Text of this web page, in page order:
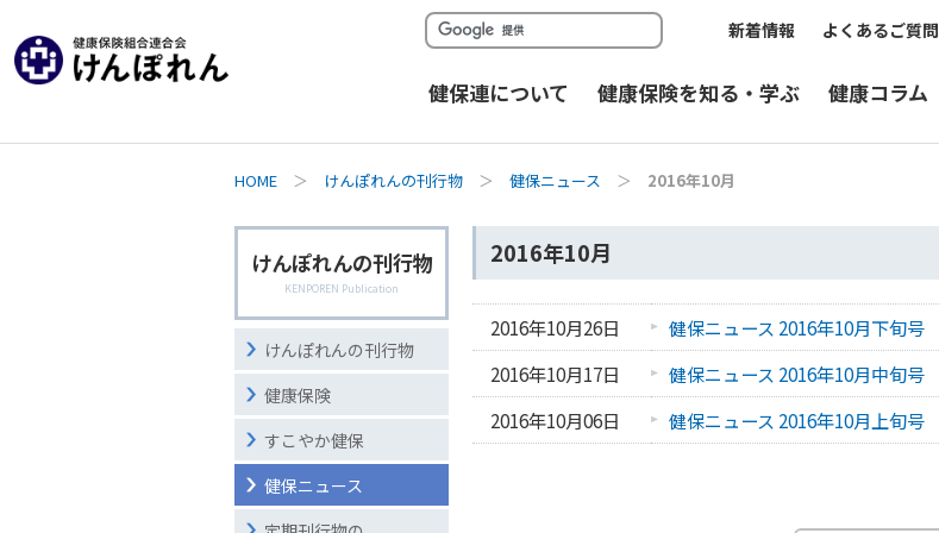
新着情報 よくあるご質問
健保連について 健康保険を知る・学ぶ 健康コラム
HOME ＞ けんぽれんの刊行物 ＞ 健保ニュース ＞ 2016年10月
2016年10月
2016年10月26日
健保ニュース 2016年10月下旬号
2016年10月17日
健保ニュース 2016年10月中旬号
2016年10月06日
健保ニュース 2016年10月上旬号
けんぽれんの刊行物
KENPOREN Publication
けんぽれんの刊行物
健康保険
すこやか健保
健保ニュース